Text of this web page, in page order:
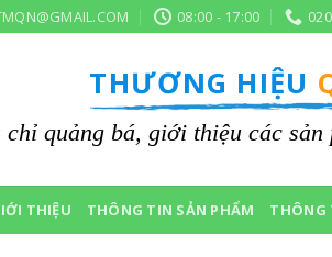
08:00 - 17:00
THƯƠNG HIỆU
quảng bá, giới thiệu các sản
THIỆU THÔNG TIN SẢN PHẨM THÔNG